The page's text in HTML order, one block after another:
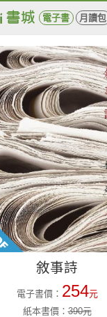
電子書 月讀包
敘事詩
電子書價： 254元
紙本書價：390元